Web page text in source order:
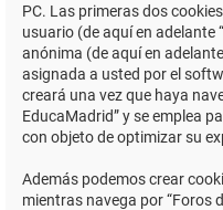
PC. Las primeras dos
usuario (de aquí en adelante
anónima (de aquí en
asignada a usted por el
creará una vez que haya
EducaMadrid” y se emplea
con objeto de optimizar su
Además podemos crear
mientras navega por “Foros